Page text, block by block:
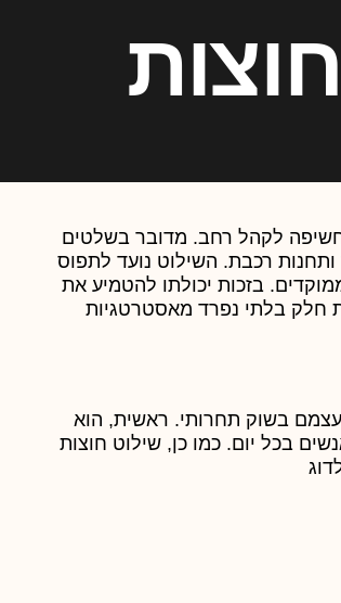
חשיפה לקהל רחב. מדובר בשלטים
ותחנות רכבת. השילוט נועד לתפוס
בזכות יכולתו להטמיע את
חלק בלתי נפרד מאסטרטגיות
בשוק תחרותי. ראשית, הוא
בכל יום. כמו כן, שילוט חוצות